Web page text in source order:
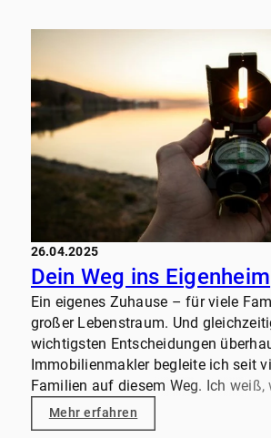
26.04.2025
Dein Weg ins Eigenheim
Ein eigenes Zuhause – für viele
großer Lebenstraum. Und
wichtigsten Entscheidungen
Immobilienmakler begleite ich seit
Familien auf diesem Weg. Ich weiß,
(und manchmal auch überfordernd)
sein kann. Deshalb möchte ich Dir
Mehr erfahren